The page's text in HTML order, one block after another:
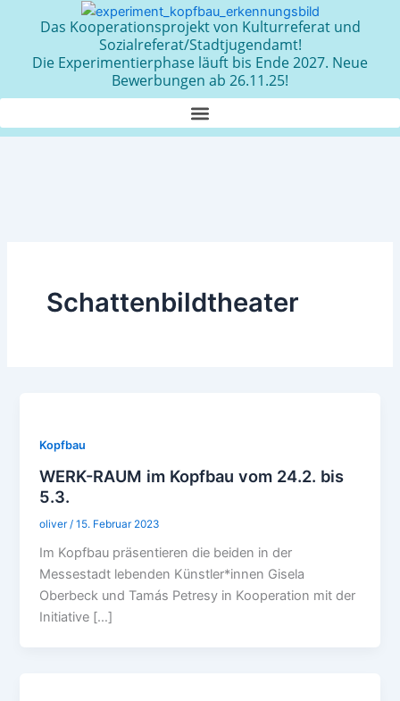
Das Kooperationsprojekt von Kulturreferat und
Sozialreferat/Stadtjugendamt!
Die Experimentierphase läuft bis Ende 2027. Neue
Bewerbungen ab 26.11.25!
Schattenbildtheater
Kopfbau
WERK-RAUM im Kopfbau vom 24.2. bis
5.3.
oliver /15. Februar 2023
Im Kopfbau präsentieren die beiden in der
Messestadt lebenden Künstler*innen Gisela
Oberbeck und Tamás Petresy in Kooperation mit der
Initiative […]